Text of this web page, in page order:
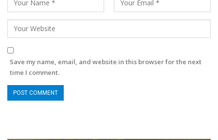
Save my name, email, and website in this browser for the next
time I comment.